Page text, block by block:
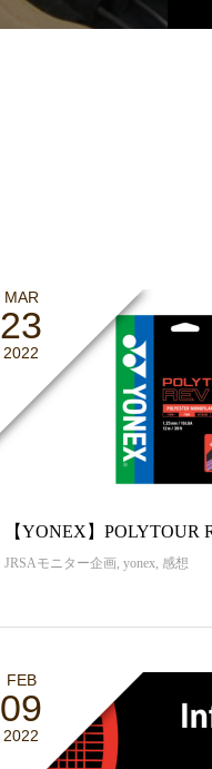
MAR
23
2022
【YONEX】POLYTOUR
JRSAモニター企画, yonex, 感想
FEB
09
2022